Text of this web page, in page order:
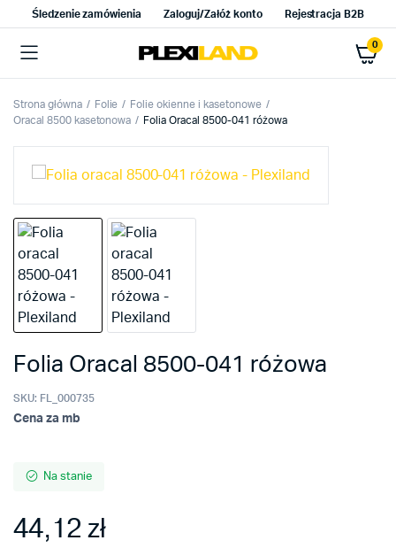
Śledzenie zamówienia Zaloguj/Załóż konto Rejestracja B2B
0
Strona główna Folie
Folie okienne i kasetonowe
Oracal 8500 kasetonowa
Folia Oracal 8500-041 różowa
Folia Oracal 8500-041 różowa
SKU: FL_000735
Cena za mb
Na stanie
44,12zł